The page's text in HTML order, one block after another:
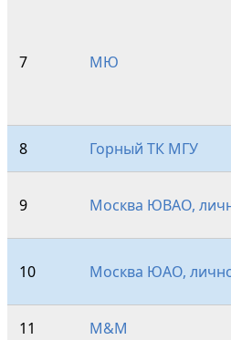
7 МЮ
8
Горный ТК МГУ
9 Москва ЮВАО,
10 Москва ЮАО,
11
M&M